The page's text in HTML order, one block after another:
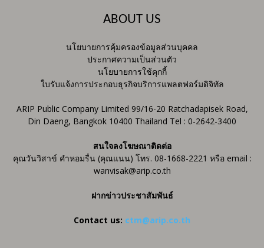
ABOUT US
นโยบายการคุ้มครองข้อมูลส่วนบุคคล
ประกาศความเป็นส่วนตัว
นโยบายการใช้คุกกี้
ใบรับแจ้งการประกอบธุรกิจบริการแพลตฟอร์มดิจิทัล
ARIP Public Company Limited 99/16-20 Ratchadapisek Road,
Din Daeng, Bangkok 10400 Thailand Tel : 0-2642-3400
สนใจลงโฆษณาติดต่อ
คุณวันวิสาข์ คำหอมรื่น (คุณแนน) โทร. 08-1668-2221 หรือ email :
wanvisak@arip.co.th
ฝากข่าวประชาสัมพันธ์
Contact us: ctm@arip.co.th